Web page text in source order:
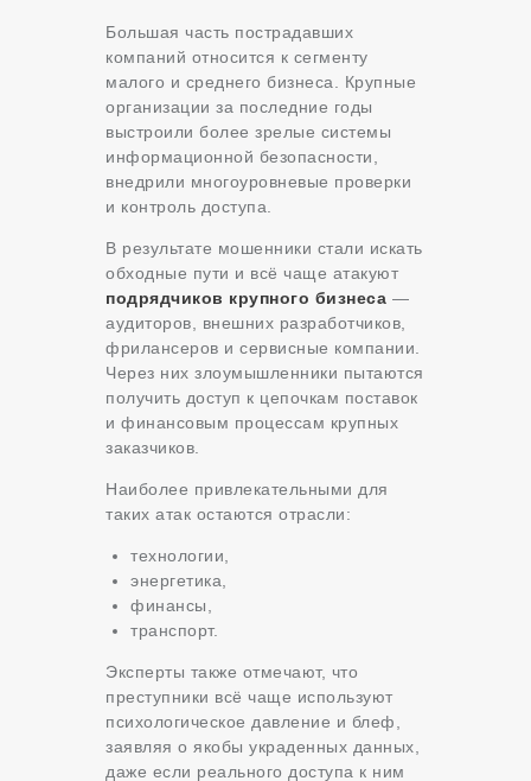
Большая часть пострадавших
компаний относится к сегменту
малого и среднего бизнеса. Крупные
организации за последние годы
выстроили более зрелые системы
информационной безопасности,
внедрили многоуровневые проверки
и контроль доступа.
В результате мошенники стали искать
обходные пути и всё чаще атакуют
подрядчиков крупного бизнеса —
аудиторов, внешних разработчиков,
фрилансеров и сервисные компании.
Через них злоумышленники пытаются
получить доступ к цепочкам поставок
и финансовым процессам крупных
заказчиков.
Наиболее привлекательными для
таких атак остаются отрасли:
технологии,
энергетика,
финансы,
транспорт.
Эксперты также отмечают, что
преступники всё чаще используют
психологическое давление и блеф,
заявляя о якобы украденных данных,
даже если реального доступа к ним